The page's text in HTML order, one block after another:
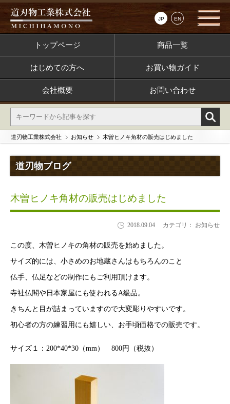
JP EN
トップページ 商品一覧
はじめての方へ お買い物ガイド
会社概要 お問い合わせ
道刃物工業株式会社 お知らせ 木曽ヒノキ角材の販売はじめました
道刃物ブログ
木曽ヒノキ角材の販売はじめました
2018.09.04 カテゴリ： お知らせ
この度、木曽ヒノキの角材の販売を始めました。
サイズ的には、小さめのお地蔵さんはもちろんのこと
仏手、仏足などの制作にもご利用頂けます。
寺社仏閣や日本家屋にも使われるA級品。
きちんと目が詰まっていますので大変彫りやすいです。
初心者の方の練習用にも嬉しい、お手頃価格での販売です。
サイズ１：200*40*30（mm） 800円（税抜）